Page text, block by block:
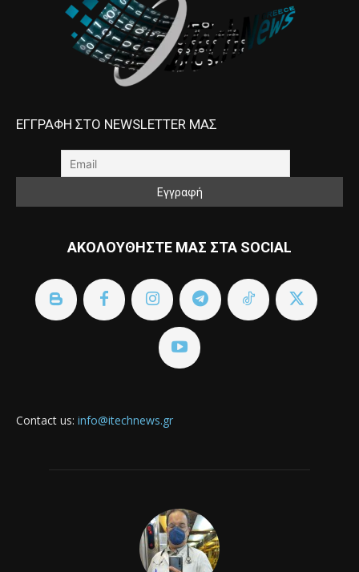
ΕΓΓΡΑΦΗ ΣΤΟ NEWSLETTER ΜΑΣ
ΑΚΟΛΟΥΘΗΣΤΕ ΜΑΣ ΣΤΑ SOCIAL
Contact us: info@itechnews.gr